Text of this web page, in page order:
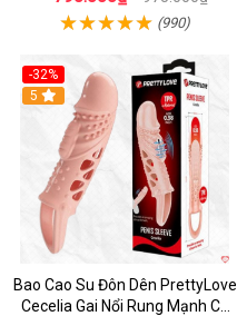
(990)
-32%
5
Bao Cao Su Đôn Dên PrettyLove
Cecelia Gai Nổi Rung Mạnh Có